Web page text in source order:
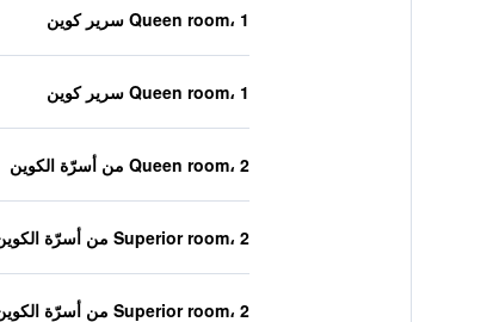
Queen room، 1 سرير كوين
Queen room، 1 سرير كوين
Queen room، 2 من أسرّة الكوين
Superior room، 2 من أسرّة الكوين
Superior room، 2 من أسرّة الكوين